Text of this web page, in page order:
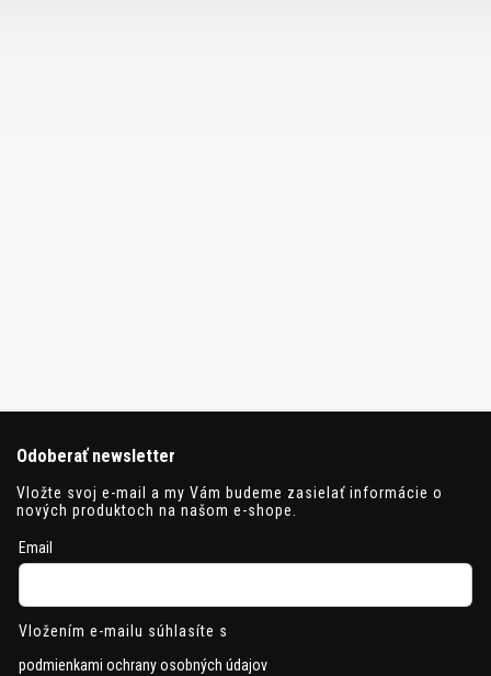
Odoberať newsletter
Vložte svoj e-mail a my Vám budeme zasielať informácie o
nových produktoch na našom e-shope.
Email
Vložením e-mailu súhlasíte s
podmienkami ochrany osobných údajov